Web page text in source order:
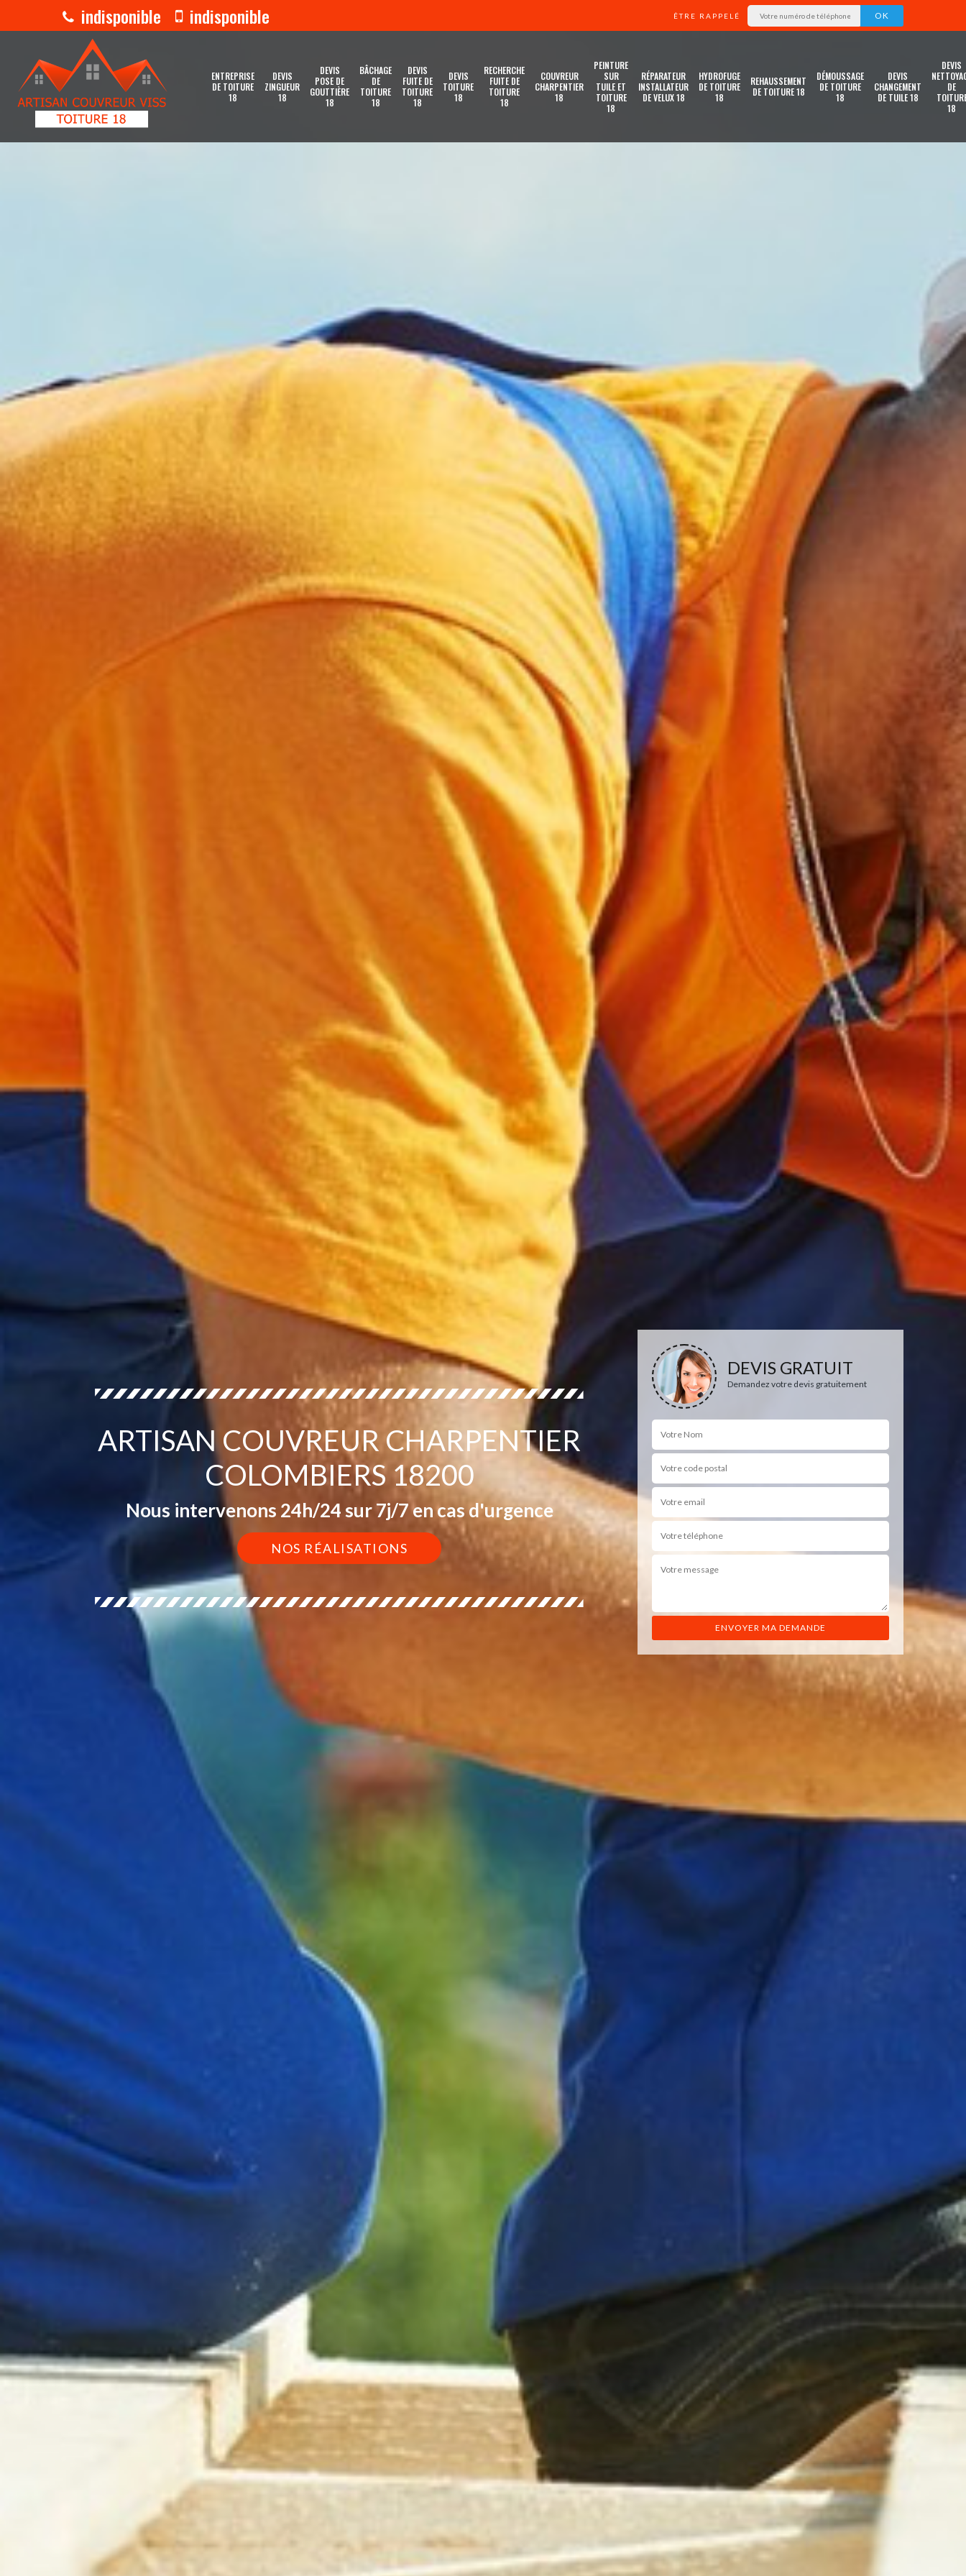
indisponible indisponible ÊTRE RAPPELÉ
ENTREPRISE
DE TOITURE
18
DEVIS
ZINGUEUR
18
DEVIS
POSE DE
GOUTTIÈRE
18
BÂCHAGE
DE
TOITURE
18
DEVIS
FUITE DE
TOITURE
18
DEVIS
TOITURE
18
RECHERCHE
FUITE DE
TOITURE
18
COUVREUR
CHARPENTIER
18
PEINTURE
SUR
TUILE ET
TOITURE
18
RÉPARATEUR
INSTALLATEUR
DE VELUX 18
HYDROFUGE
DE TOITURE
18
REHAUSSEMENT
DE TOITURE 18
DÉMOUSSAGE
DE TOITURE
18
DEVIS
CHANGEMENT
DE TUILE 18
DEVIS
DE
18
ARTISAN COUVREUR CHARPENTIER
COLOMBIERS 18200
Nous intervenons 24h/24 sur 7j/7 en cas d'urgence
NOS RÉALISATIONS
DEVIS GRATUIT
Demandez votre devis gratuitement